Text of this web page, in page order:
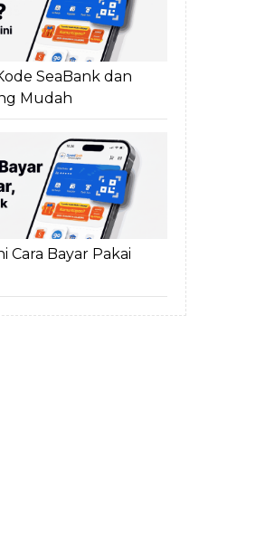
SeaBank dan
Mudah
Cara Bayar Pakai